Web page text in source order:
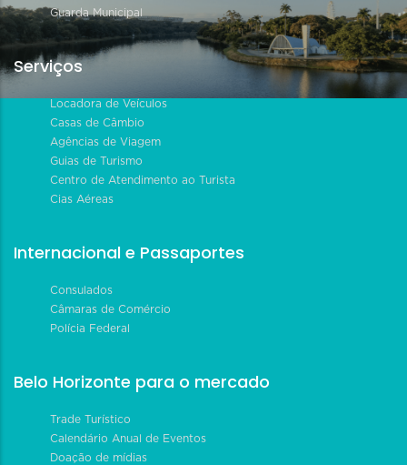
Guarda Municipal
Serviços
Locadora de Veículos
Casas de Câmbio
Agências de Viagem
Guias de Turismo
Centro de Atendimento ao Turista
Cias Aéreas
Internacional e Passaportes
Consulados
Câmaras de Comércio
Polícia Federal
Belo Horizonte para o mercado
Trade Turístico
Calendário Anual de Eventos
Doação de mídias